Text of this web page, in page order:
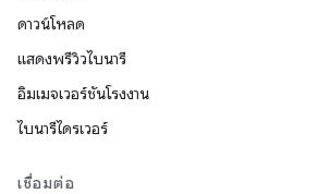
ดาวน์โหลด
แสดงพรีวิวไบนารี
อิมเมจเวอร์ชันโรงงาน
ไบนารีไดรเวอร์
เชื่อมต่อ